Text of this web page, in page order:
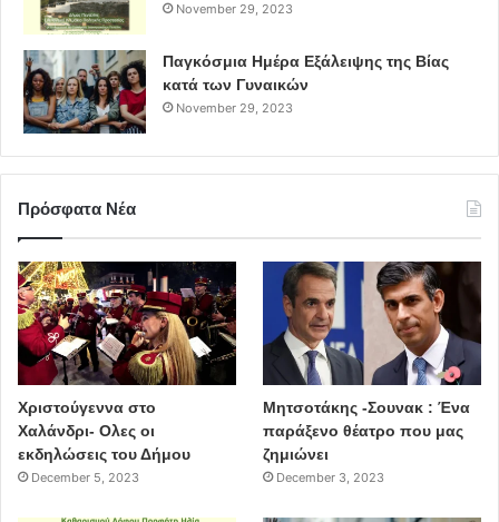
November 29, 2023
Παγκόσμια Ημέρα Εξάλειψης της Βίας
κατά των Γυναικών
November 29, 2023
Πρόσφατα Νέα
Χριστούγεννα στο
Χαλάνδρι- Ολες οι
εκδηλώσεις του Δήμου
December 5, 2023
Μητσοτάκης -Σουνακ : Ένα
παράξενο θέατρο που μας
ζημιώνει
December 3, 2023